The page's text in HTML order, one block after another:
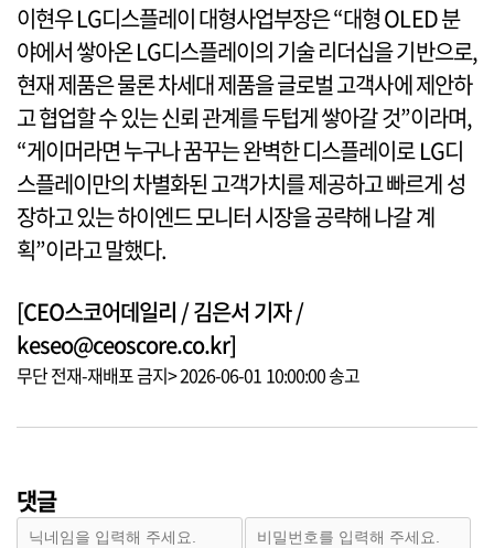
이현우 LG디스플레이 대형사업부장은 “대형 OLED 분
야에서 쌓아온 LG디스플레이의 기술 리더십을 기반으로,
현재 제품은 물론 차세대 제품을 글로벌 고객사에 제안하
고 협업할 수 있는 신뢰 관계를 두텁게 쌓아갈 것”이라며,
“게이머라면 누구나 꿈꾸는 완벽한 디스플레이로 LG디
스플레이만의 차별화된 고객가치를 제공하고 빠르게 성
장하고 있는 하이엔드 모니터 시장을 공략해 나갈 계
획”이라고 말했다.
[CEO스코어데일리 / 김은서 기자 /
keseo@ceoscore.co.kr]
무단 전재-재배포 금지> 2026-06-01 10:00:00 송고
댓글